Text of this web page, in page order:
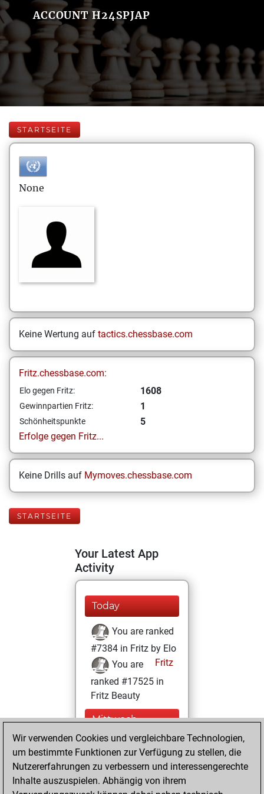
ACCOUNT H24SPJAP
STARTSEITE
None
Keine Wertung auf tactics.chessbase.com
Fritz.chessbase.com:
Elo gegen Fritz: 1608
Gewinnpartien Fritz: 1
Schönheitspunkte
5
Erfolge gegen Fritz...
Keine Drills auf Mymoves.chessbase.com
STARTSEITE
Your Latest App
Activity
Today
You are ranked
#7384 in Fritz by Elo
Fritz
You are
ranked #17525 in
Fritz Beauty
Mittwoch,
Dezember 16,
2020
You won
against Fritz
Fritz
Wir verwenden Cookies und vergleichbare Technologien,
um bestimmte Funktionen zur Verfügung zu stellen, die
Nutzererfahrungen zu verbessern und interessengerechte
Inhalte auszuspielen. Abhängig von ihrem